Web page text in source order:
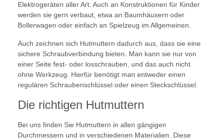
Elektrogeräten aller Art. Auch an Konstruktionen für Kinder
werden sie gern verbaut, etwa an Baumhäusern oder
Bollerwagen oder einfach an Spielzeug im Allgemeinen.
Auch zeichnen sich Hutmuttern dadurch aus, dass sie eine
sichere Schraubverbindung bieten. Man kann sie nur von
einer Seite fest- oder losschrauben, und das auch nicht
ohne Werkzeug. Hierfür benötigt man entweder einen
regulären Schraubenschlüssel oder einen Steckschlüssel.
Die richtigen Hutmuttern
Bei uns finden Sie Hutmuttern in allen gängigen
Durchmessern und in verschiedenen Materialien. Diese